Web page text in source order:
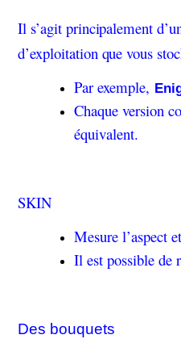
Il s’agit principalement
d’exploitation que vous
Par exemple,
Chaque version
équivalent.
SKIN
Mesure l’aspect
Il est possible de
Des bouquets